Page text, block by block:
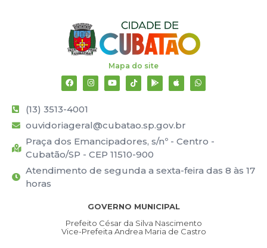
Mapa do site
(13) 3513-4001
ouvidoriageral@cubatao.sp.gov.br
Praça dos Emancipadores, s/nº - Centro -
Cubatão/SP - CEP 11510-900
Atendimento de segunda a sexta-feira das 8 às 17
horas
GOVERNO MUNICIPAL
Prefeito César da Silva Nascimento
Vice-Prefeita Andrea Maria de Castro